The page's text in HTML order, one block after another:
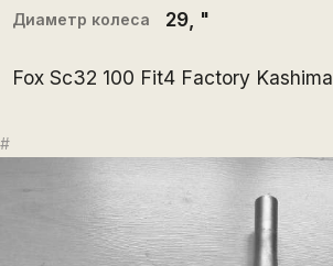
Диаметр колеса 29, "
Fox Sc32 100 Fit4 Factory Kashima
#